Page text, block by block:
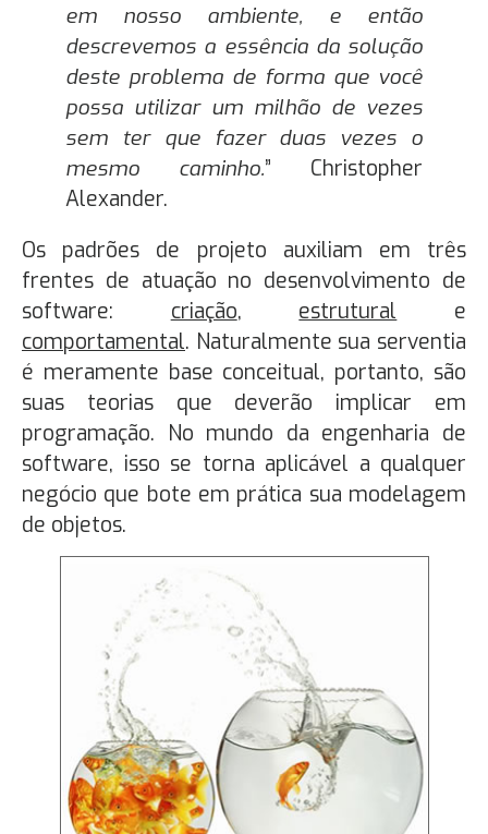
em nosso ambiente, e então
descrevemos a essência da solução
deste problema de forma que você
possa utilizar um milhão de vezes
sem ter que fazer duas vezes o
mesmo caminho.”
Christopher
Alexander.
Os padrões de projeto auxiliam em três
frentes de atuação no desenvolvimento de
software: criação, estrutural e
comportamental. Naturalmente sua serventia
é meramente base conceitual, portanto, são
suas teorias que deverão implicar em
programação. No mundo da engenharia de
software, isso se torna aplicável a qualquer
negócio que bote em prática sua modelagem
de objetos.